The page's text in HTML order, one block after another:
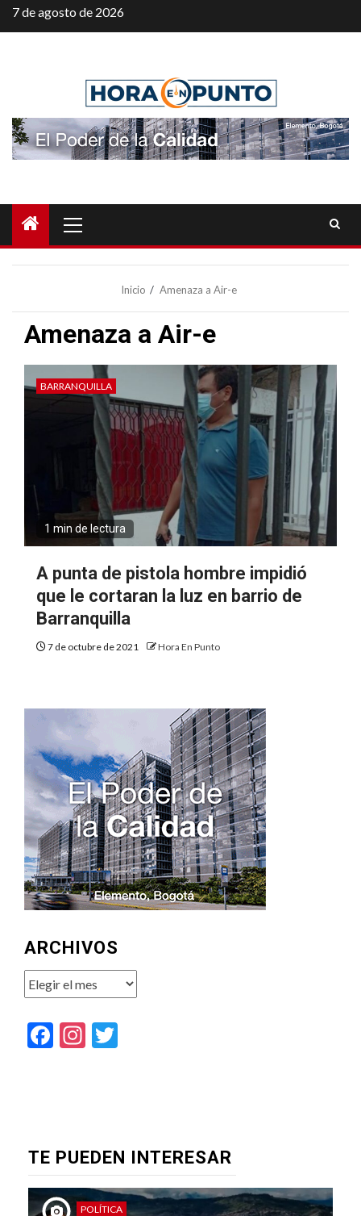
Saltar
al
7 de agosto de 2026
principal
Inicio Amenaza a Air-e
Amenaza a Air-e
BARRANQUILLA
1 min de lectura
A punta de pistola hombre impidió
que le cortaran la luz en barrio de
Barranquilla
7 de octubre de 2021 Hora En Punto
ARCHIVOS
Archivos
Facebook
Instagram
TE PUEDEN INTERESAR
POLÍTICA